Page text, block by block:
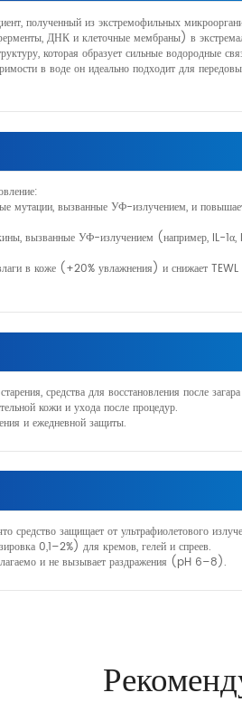
полученный из экстремофильных
ДНК и клеточные мембраны) в
которая образует сильные водородные
в воде он идеально подходит для
мутации, вызванные УФ-излучением, и
вызванные УФ-излучением (например, IL-
в коже (+20% увлажнения) и снижает
средства для восстановления после
кожи и ухода после процедур.
и ежедневной защиты.
средство защищает от ультрафиолетового
0,1–2%) для кремов, гелей и спреев.
и не вызывает раздражения (pH 6–8).